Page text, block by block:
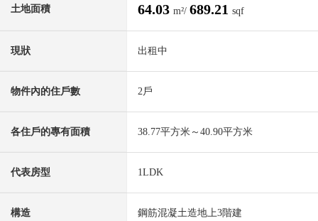
土地面積 64.03 m²/ 689.21 sqf
現狀 出租中
物件內的住戶數 2戶
各住戶的專有面積 38.77平方米～40.90平方米
代表房型 1LDK
構造 鋼筋混凝土造地上3階建